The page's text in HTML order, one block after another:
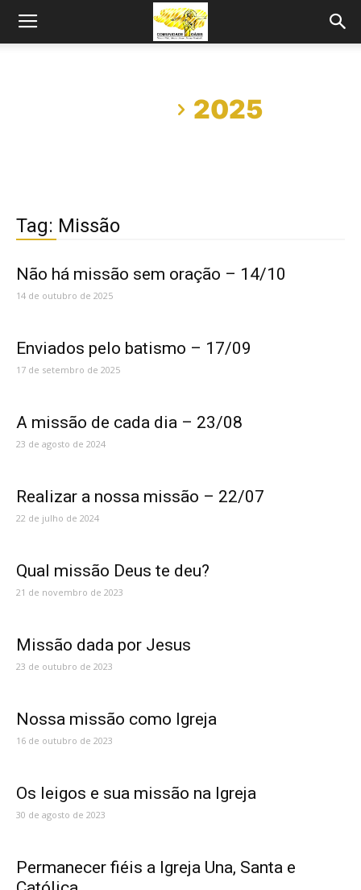
2025
Tag: Missão
Não há missão sem oração – 14/10
14 de outubro de 2025
Enviados pelo batismo – 17/09
17 de setembro de 2025
A missão de cada dia – 23/08
23 de agosto de 2024
Realizar a nossa missão – 22/07
22 de julho de 2024
Qual missão Deus te deu?
21 de novembro de 2023
Missão dada por Jesus
23 de outubro de 2023
Nossa missão como Igreja
16 de outubro de 2023
Os leigos e sua missão na Igreja
30 de agosto de 2023
Permanecer fiéis a Igreja Una, Santa e